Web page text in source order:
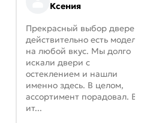
Ксения
Прекрасный выбор
действительно есть модели
на любой вкус. Мы долго
искали двери с
остеклением и нашли
именно здесь. В целом,
ассортимент порадовал. В
ит...